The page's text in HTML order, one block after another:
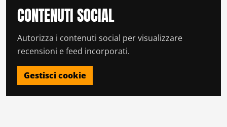
CONTENUTI SOCIAL
Autorizza i contenuti social per visualizzare
recensioni e feed incorporati.
Gestisci cookie